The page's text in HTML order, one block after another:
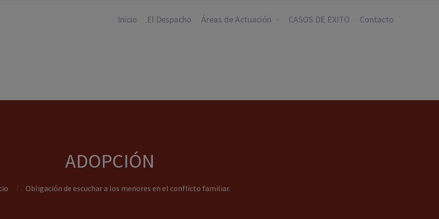
Inicio El Despacho Áreas de Actuación CASOS DE EXITO Contacto
ADOPCIÓN
Obligación de escuchar a los menores en el conflicto familiar.